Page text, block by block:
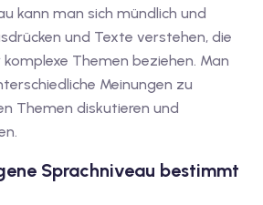
kann man sich mündlich und
und Texte verstehen, die
Themen beziehen. Man
Meinungen zu
Themen diskutieren und
Sprachniveau bestimmt